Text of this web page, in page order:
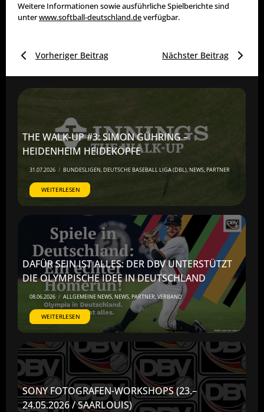
Weitere Informationen sowie ausführliche Spielberichte sind
unterwww.softball-deutschland.deverfügbar.
Vorheriger Beitrag Nächster Beitrag
THE WALK-UP #3: SIMON GÜHRING –
HEIDENHEIM HEIDEKÖPFE
31.07.2026 / BUNDESLIGEN,DEUTSCHE BASEBALL LIGA (DBL),NEWS,PARTNER
WEITERLESEN
DAFÜR SEIN IST ALLES: DER DBV UNTERSTÜTZT
DIE OLYMPISCHE IDEE IN DEUTSCHLAND
08.06.2026 / ALLGEMEINE NEWS,NEWS,PARTNER,VERBAND
WEITERLESEN
SONY FOTOGRAFEN-WORKSHOPS (23.–
24.05.2026 / SAARLOUIS)